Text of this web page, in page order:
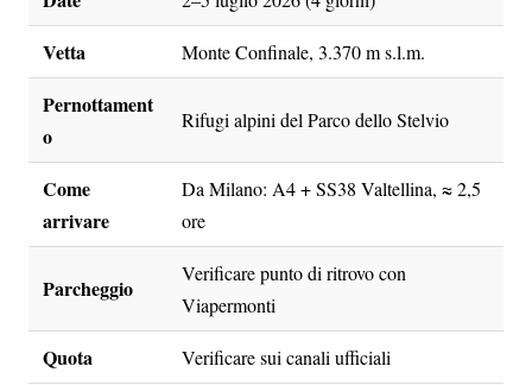
Vetta Monte Confinale, 3.370 m s.l.m.
Pernottament
o
Rifugi alpini del Parco dello Stelvio
Come
arrivare
Da Milano: A4 + SS38 Valtellina, ≈ 2,5
ore
Parcheggio
Verificare punto di ritrovo con
Viapermonti
Quota Verificare sui canali ufficiali